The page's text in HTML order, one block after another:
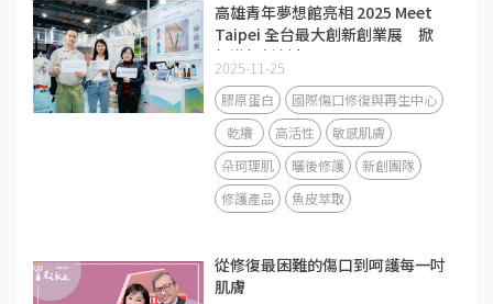
高雄青年夢想館亮相 2025 Meet
Taipei 全台最大創新創業展 掀
起港都新創力
2025-11-25
膠原蛋白
國際傷口修復與再生中心
乾癢
高活性
敏感肌膚
朵珂理肌
曬後修護
新創團隊
修護產品
魚皮萃取
從修復最困難的傷口到呵護每一吋
肌膚